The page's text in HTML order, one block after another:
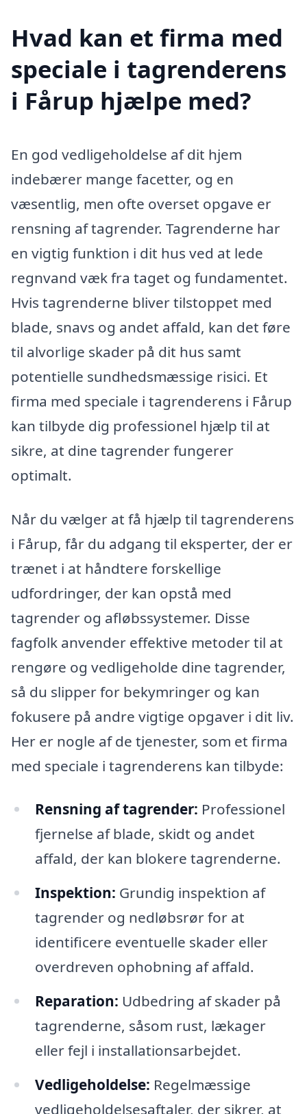
Hvad kan et firma med
speciale i tagrenderens
i Fårup hjælpe med?
En god vedligeholdelse af dit hjem
indebærer mange facetter, og en
væsentlig, men ofte overset opgave er
rensning af tagrender. Tagrenderne har
en vigtig funktion i dit hus ved at lede
regnvand væk fra taget og fundamentet.
Hvis tagrenderne bliver tilstoppet med
blade, snavs og andet affald, kan det føre
til alvorlige skader på dit hus samt
potentielle sundhedsmæssige risici. Et
firma med speciale i tagrenderens i Fårup
kan tilbyde dig professionel hjælp til at
sikre, at dine tagrender fungerer
optimalt.
Når du vælger at få hjælp til tagrenderens
i Fårup, får du adgang til eksperter, der er
trænet i at håndtere forskellige
udfordringer, der kan opstå med
tagrender og afløbssystemer. Disse
fagfolk anvender effektive metoder til at
rengøre og vedligeholde dine tagrender,
så du slipper for bekymringer og kan
fokusere på andre vigtige opgaver i dit liv.
Her er nogle af de tjenester, som et firma
med speciale i tagrenderens kan tilbyde:
Rensning af tagrender: Professionel
fjernelse af blade, skidt og andet
affald, der kan blokere tagrenderne.
Inspektion: Grundig inspektion af
tagrender og nedløbsrør for at
identificere eventuelle skader eller
overdreven ophobning af affald.
Reparation: Udbedring af skader på
tagrenderne, såsom rust, lækager
eller fejl i installationsarbejdet.
Vedligeholdelse: Regelmæssige
vedligeholdelsesaftaler, der sikrer, at